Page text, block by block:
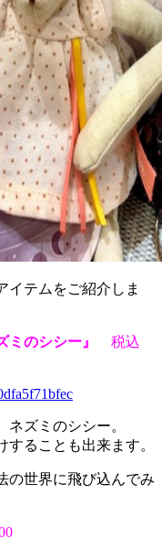
イテムをご紹介しま
のシシー』
税込
ズミのシシー。
ることも出来ます。
の世界に飛び込んでみ